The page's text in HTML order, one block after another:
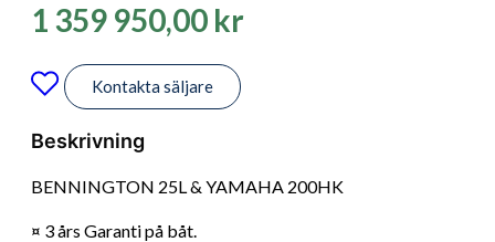
1 359 950,00 kr
Kontakta säljare
Beskrivning
BENNINGTON 25L & YAMAHA 200HK
¤ 3 års Garanti på båt.